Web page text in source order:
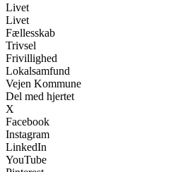
Livet
Livet
Fællesskab
Trivsel
Frivillighed
Lokalsamfund
Vejen Kommune
Del med hjertet
X
Facebook
Instagram
LinkedIn
YouTube